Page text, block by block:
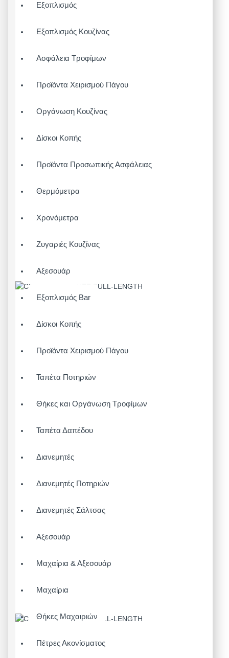
Εξοπλισμός
Εξοπλισμός Κουζίνας
Ασφάλεια Τροφίμων
Προϊόντα Χειρισμού Πάγου
Οργάνωση Κουζίνας
Δίσκοι Κοπής
Προϊόντα Προσωπικής Ασφάλειας
Θερμόμετρα
Χρονόμετρα
Ζυγαριές Κουζίνας
Αξεσουάρ
Εξοπλισμός Bar
Δίσκοι Κοπής
Προϊόντα Χειρισμού Πάγου
Ταπέτα Ποτηριών
Θήκες και Οργάνωση Τροφίμων
Ταπέτα Δαπέδου
Διανεμητές
Διανεμητές Ποτηριών
Διανεμητές Σάλτσας
Αξεσουάρ
Μαχαίρια & Αξεσουάρ
Μαχαίρια
Θήκες Μαχαιριών
Πέτρες Ακονίσματος